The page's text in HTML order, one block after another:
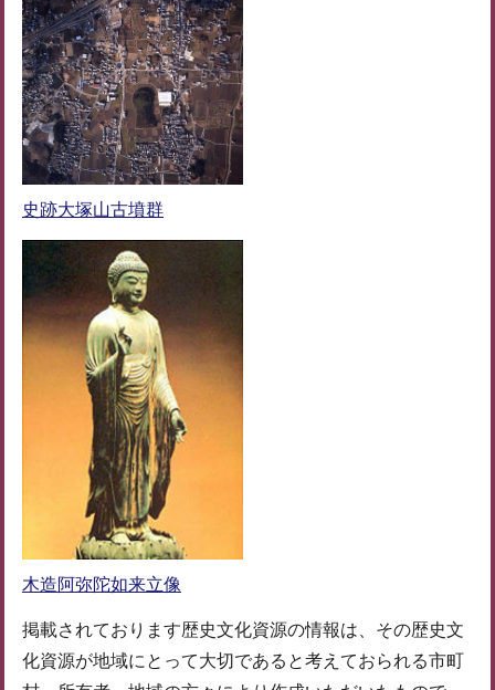
史跡大塚山古墳群
木造阿弥陀如来立像
掲載されております歴史文化資源の情報は、その歴史文
化資源が地域にとって大切であると考えておられる市町